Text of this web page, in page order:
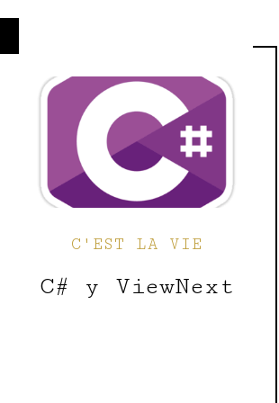
C'EST LA VIE
C# y ViewNext